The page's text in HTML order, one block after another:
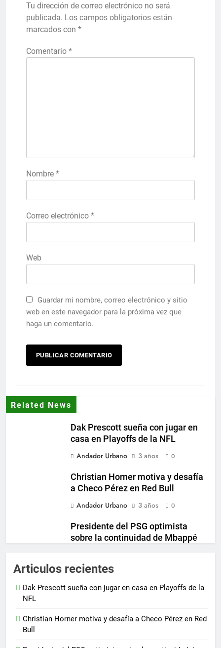
Tu dirección de correo electrónico no será
publicada. Los campos obligatorios están
marcados con *
Comentario *
Nombre *
Correo electrónico *
Web
Guardar mi nombre, correo electrónico y sitio
web en este navegador para la próxima vez que
haga un comentario.
Related News
Dak Prescott sueña con jugar en
casa en Playoffs de la NFL
Andador Urbano
3 años 0
Christian Horner motiva y desafía
a Checo Pérez en Red Bull
Andador Urbano
3 años 0
Presidente del PSG optimista
sobre la continuidad de Mbappé
Andador Urbano
Inter Miami incrementa su
Articulos recientes
Dak Prescott sueña con jugar en casa en Playoffs de la
NFL
Christian Horner motiva y desafía a Checo Pérez en Red
Bull